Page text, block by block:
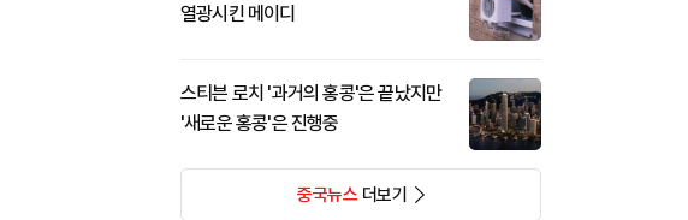
열광시킨 메이디
스티븐 로치 '과거의 홍콩'은 끝났지만
'새로운 홍콩'은 진행중
중국뉴스더보기